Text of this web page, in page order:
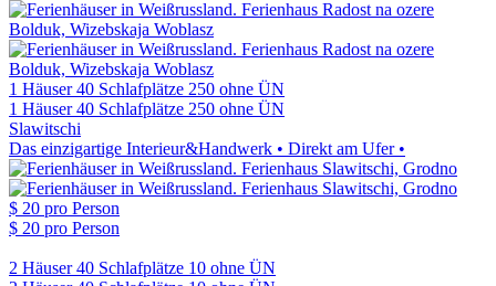
1 Häuser 40 Schlafplätze 250 ohne ÜN
1 Häuser 40 Schlafplätze 250 ohne ÜN
Slawitschi
Das einzigartige Interieur&Handwerk • Direkt am Ufer •
$ 20 pro Person
$ 20 pro Person
2 Häuser 40 Schlafplätze 10 ohne ÜN